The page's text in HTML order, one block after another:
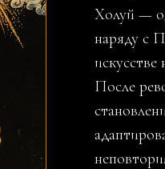
Холуй —
наряду с
После